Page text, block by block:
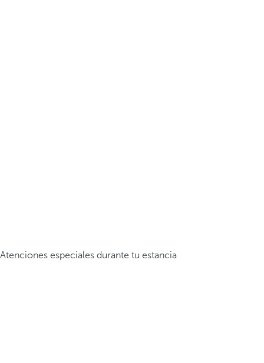
Atenciones especiales durante tu estancia